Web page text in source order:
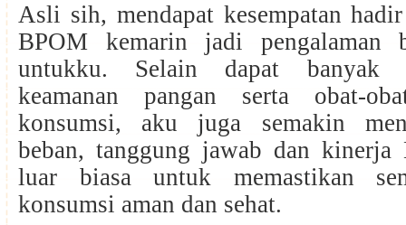
Asli sih, mendapat kesempatan
BPOM kemarin jadi pengalaman
untukku. Selain dapat banyak
keamanan pangan serta obat-
konsumsi, aku juga semakin
beban, tanggung jawab dan kinerja
luar biasa untuk memastikan
konsumsi aman dan sehat.